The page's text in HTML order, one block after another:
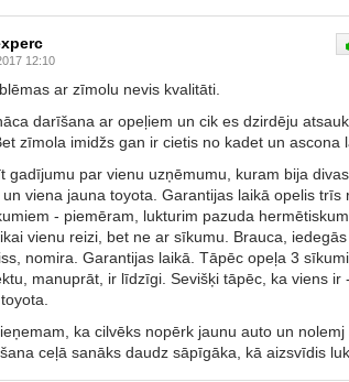
12:10
ar zīmolu nevis kvalitāti.
darīšana ar opeļiem un cik es dzirdēju
zīmola imidžs gan ir cietis no kadet un ascona
gadījumu par vienu uzņēmumu, kuram bija
un viena jauna toyota. Garantijas laikā opelis trīs
- piemēram, lukturim pazuda
vienu reizi, bet ne ar sīkumu. Brauca,
nomira. Garantijas laikā. Tāpēc opeļa 3
manuprāt, ir līdzīgi. Sevišķi tāpēc, ka viens ir
ka cilvēks nopērk jaunu auto un
ceļā sanāks daudz sāpīgāka, kā aizsvīdis